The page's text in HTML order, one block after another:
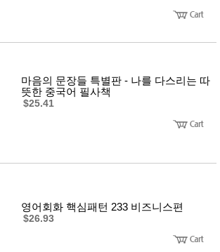
마음의 문장들 특별판 - 나를 다스리는 따
뜻한 중국어 필사책
$25.41
영어회화 핵심패턴 233 비즈니스편
$26.93